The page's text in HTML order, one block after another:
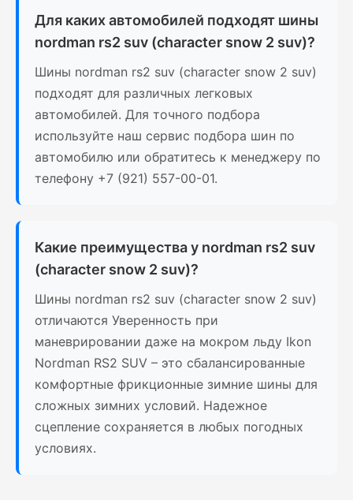
Для каких автомобилей подходят шины
nordman rs2 suv (character snow 2 suv)?
Шины nordman rs2 suv (character snow 2 suv)
подходят для различных легковых
автомобилей. Для точного подбора
используйте наш сервис подбора шин по
автомобилю или обратитесь к менеджеру по
телефону +7 (921) 557-00-01.
Какие преимущества у nordman rs2 suv
(character snow 2 suv)?
Шины nordman rs2 suv (character snow 2 suv)
отличаются Уверенность при
маневрировании даже на мокром льду Ikon
Nordman RS2 SUV – это сбалансированные
комфортные фрикционные зимние шины для
сложных зимних условий. Надежное
сцепление сохраняется в любых погодных
условиях.